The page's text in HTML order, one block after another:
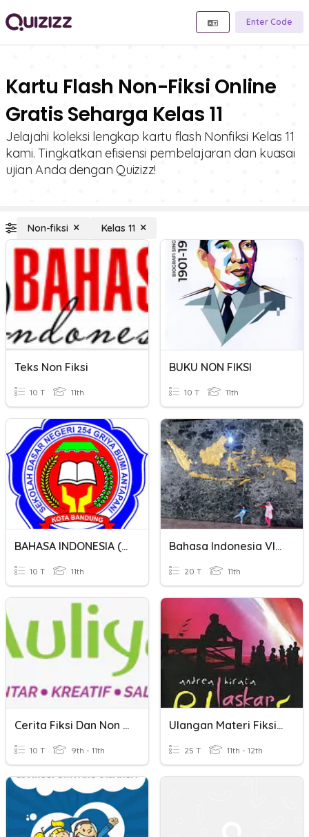
Enter Code
Kartu Flash Non-Fiksi Online
Gratis Seharga Kelas 11
Jelajahi koleksi lengkap kartu flash Nonfiksi Kelas 11
kami. Tingkatkan efisiensi pembelajaran dan kuasai
ujian Anda dengan Quizizz!
Non-fiksi Kelas 11
Teks Non Fiksi
10 T 11th
BUKU NON FIKSI
10 T 11th
BAHASA INDONESIA ( NON FIKSI )
10 T 11th
Bahasa Indonesia VIII (Buku Fiksi/Non Fiksi)
20 T 11th
Cerita Fiksi Dan Non Fiksi
10 T 9th - 11th
Ulangan Materi Fiksi Dan Non Fiksi
25 T 11th - 12th